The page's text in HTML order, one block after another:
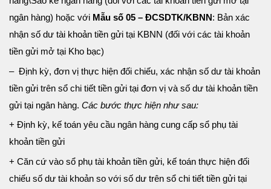
ngân hàng) hoặc với Mẫu số 05 – ĐCSDTK/KBNN: Bản xác
nhận số dư tài khoản tiền gửi tại KBNN (đối với các tài khoản
tiền gửi mở tại Kho bạc)
– Định kỳ, đơn vị thực hiện đối chiếu, xác nhận số dư tài khoản
tiền gửi trên sổ chi tiết tiền gửi tại đơn vị và số dư tài khoản tiền
gửi tại ngân hàng. Các bước thực hiện như sau:
+ Định kỳ, kế toán yêu cầu ngân hàng cung cấp sổ phụ tài
khoản tiền gửi
+ Căn cứ vào sổ phụ tài khoản tiền gửi, kế toán thực hiện đối
chiếu số dư tài khoản so với số dư trên sổ chi tiết tiền gửi tại